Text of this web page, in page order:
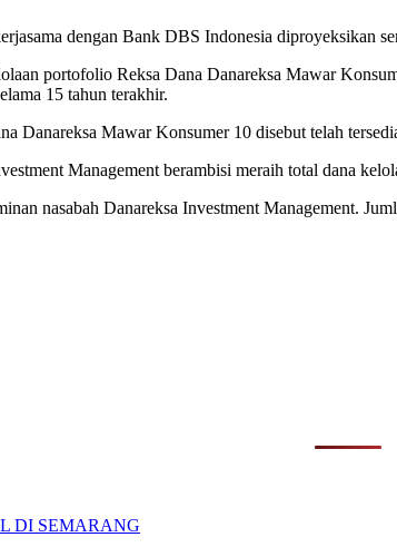
dengan Bank DBS Indonesia diproyeksikan
portofolio Reksa Dana Danareksa Mawar
15 tahun terakhir.
Danareksa Mawar Konsumer 10 disebut telah
Management berambisi meraih total dana
nasabah Danareksa Investment Management.